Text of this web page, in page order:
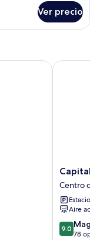
Ver precio
Capital
O
Hotel
Rolovi
Cancún
Centro
de
Centro
Aire
9.0
de
9.0
78
Capital